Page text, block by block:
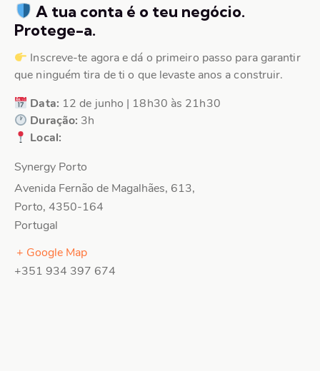
A tua conta é o teu negócio.
Protege-a.
Inscreve-te agora e dá o primeiro passo para garantir
que ninguém tira de ti o que levaste anos a construir.
Data: 12 de junho | 18h30 às 21h30
Duração: 3h
Local:
Synergy Porto
Avenida Fernão de Magalhães, 613,
Porto, 4350-164
Portugal
+ Google Map
+351 934 397 674